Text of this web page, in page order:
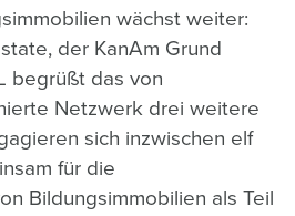
wächst weiter:
der KanAm Grund
begrüßt das von
Netzwerk drei weitere
sich inzwischen elf
für die
Bildungsimmobilien als Teil